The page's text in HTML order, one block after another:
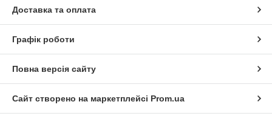
Доставка та оплата
Графік роботи
Повна версія сайту
Сайт створено на маркетплейсі Prom.ua